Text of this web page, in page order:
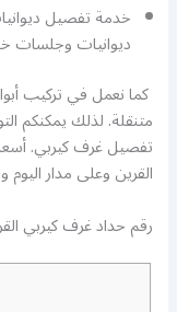
خدمة تفصيل
ديوانيات وجلسات
كما نعمل في تركيب
متنقلة. لذلك يمكنكم
تفصيل غرف كيربي.
القرين وعلى مدار اليوم
رقم حداد غرف كيربي